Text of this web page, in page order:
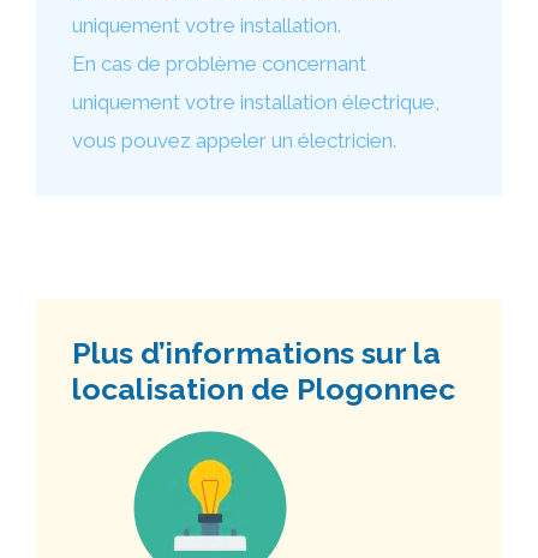
uniquement votre installation.
En cas de problème concernant
uniquement votre installation électrique,
vous pouvez appeler un électricien.
Plus d’informations sur la
localisation de Plogonnec